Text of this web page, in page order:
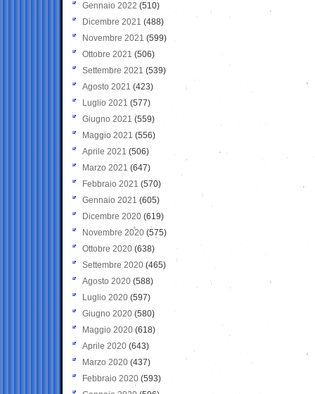
Gennaio 2022 (510)
Dicembre 2021 (488)
Novembre 2021 (599)
Ottobre 2021 (506)
Settembre 2021 (539)
Agosto 2021 (423)
Luglio 2021 (577)
Giugno 2021(559)
Maggio 2021 (556)
Aprile 2021 (506)
Marzo 2021 (647)
Febbraio 2021 (570)
Gennaio 2021 (605)
Dicembre 2020 (619)
Novembre 2020 (575)
Ottobre 2020 (638)
Settembre 2020(465)
Agosto 2020 (588)
Luglio 2020 (597)
Giugno 2020 (580)
Maggio 2020 (618)
Aprile 2020 (643)
Marzo 2020 (437)
Febbraio 2020 (593)